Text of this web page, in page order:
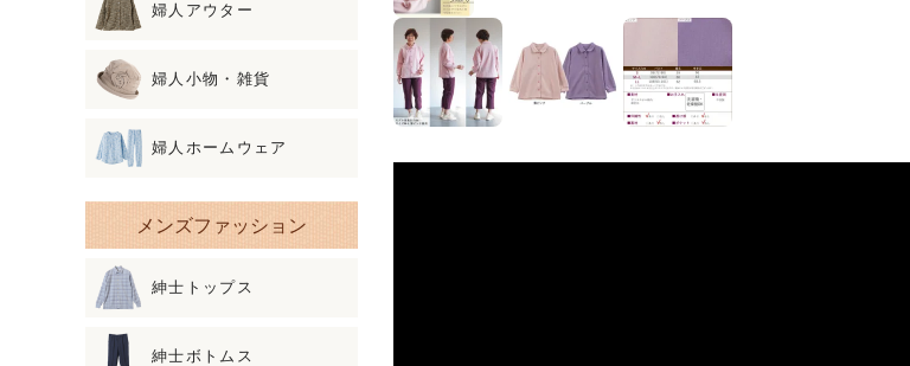
婦人アウター
婦人小物・雑貨
婦人ホームウェア
メンズファッション
紳士トップス
紳士ボトムス